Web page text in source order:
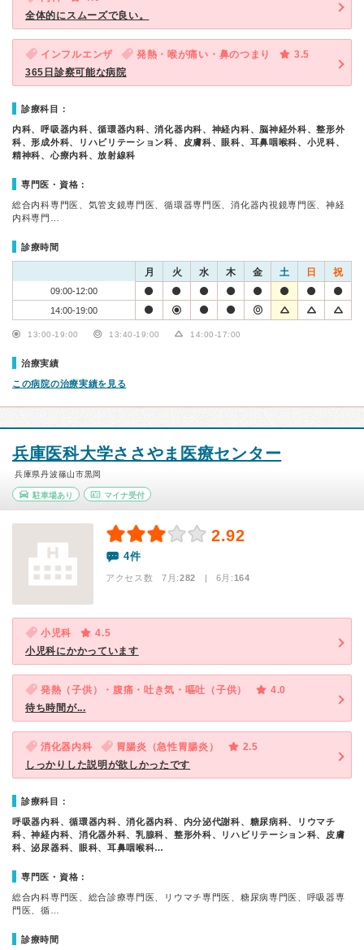
全体的にスムーズで良い。
インフルエンザ 発熱・喉が痛い・鼻のつまり
3.5
365日診察可能な病院
診療科目：
内科、呼吸器内科、循環器内科、消化器内科、神経内科、脳神経外科、整形外
科、形成外科、リハビリテーション科、皮膚科、眼科、耳鼻咽喉科、小児科、
精神科、心療内科、放射線科
専門医・資格：
総合内科専門医、気管支鏡専門医、循環器専門医、消化器内視鏡専門医、神経
内科専門…
診療時間
月 火 水 木 金 土 日 祝
09:00-12:00
14:00-19:00
13:00-19:00 13:40-19:00 14:00-17:00
治療実績
この病院の治療実績を見る
兵庫医科大学ささやま医療センター
兵庫県丹波篠山市黒岡
駐車場あり マイナ受付
2.92
4件
アクセス数 7月:282 | 6月:164
小児科
4.5
小児科にかかっています
発熱（子供）・腹痛・吐き気・嘔吐（子供）
4.0
待ち時間が...
消化器内科 胃腸炎（急性胃腸炎）
2.5
しっかりした説明が欲しかったです
診療科目：
呼吸器内科、循環器内科、消化器内科、内分泌代謝科、糖尿病科、リウマチ
科、神経内科、消化器外科、乳腺科、整形外科、リハビリテーション科、皮膚
科、泌尿器科、眼科、耳鼻咽喉科…
専門医・資格：
総合内科専門医、総合診療専門医、リウマチ専門医、糖尿病専門医、呼吸器専
門医、循…
診療時間